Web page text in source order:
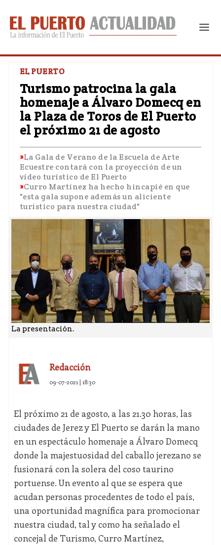
EL PUERTO
Turismo patrocina la gala
homenaje a Álvaro Domecq en
la Plaza de Toros de El Puerto
el próximo 21 de agosto
La Gala de Verano de la Escuela de Arte
Ecuestre contará con la proyección de un
vídeo turístico de El Puerto
Curro Martínez ha hecho hincapié en que
"esta gala supone además un aliciente
turístico para nuestra ciudad"
La presentación.
Redacción
09-07-2021 | 18:30
El próximo 21 de agosto, a las 21.30 horas, las
ciudades de Jerez y El Puerto se darán la mano
en un espectáculo homenaje a Álvaro Domecq
donde la majestuosidad del caballo jerezano se
fusionará con la solera del coso taurino
portuense. Un evento al que se espera que
acudan personas procedentes de todo el país,
una oportunidad magnífica para promocionar
nuestra ciudad, tal y como ha señalado el
concejal de Turismo, Curro Martínez,